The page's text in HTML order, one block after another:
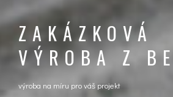
ZAKÁZKOVÁ
VÝROBA Z
výroba na míru pro váš projekt